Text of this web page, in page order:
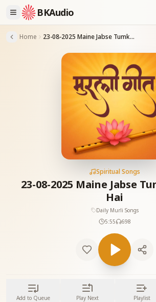
BKAudio
Home 23-08-2025 Maine Jabse Tumko Paaya Hai
Spiritual Songs
23-08-2025 Maine Jabse
Hai
Daily Murli Songs
5:55
698
Add to Queue Play Next Playlist